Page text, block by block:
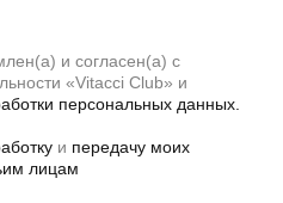
и согласен(а) с
«Vitacci Club» и
персональных данных.
и передачу моих
лицам